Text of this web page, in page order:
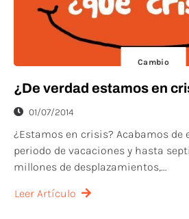
Cambio
¿De verdad estamos en
01/07/2014
¿Estamos en crisis? Acabamos de
periodo de vacaciones y hasta
millones de desplazamientos,...
Leer Artículo